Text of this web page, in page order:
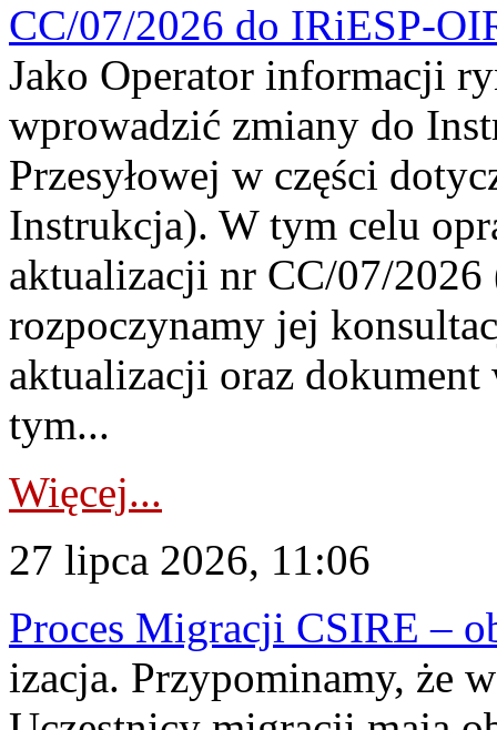
CC/07/2026 do IRiESP-
Jako Operator informacji
wprowadzić zmiany do
Przesyłowej w części
Instrukcja). W tym celu
aktualizacji nr CC/07/
rozpoczynamy jej
aktualizacji oraz
tym...
Więcej...
27 lipca 2026, 11:06
Proces Migracji CSIRE –
izacja. Przypominamy, że